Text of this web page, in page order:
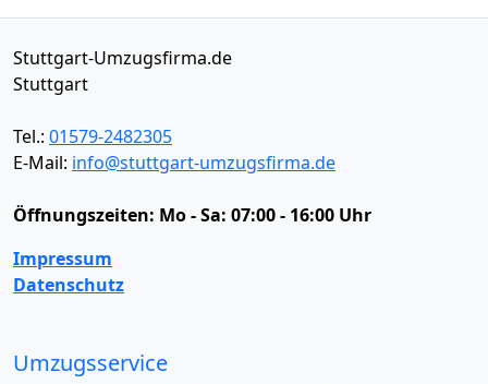
Stuttgart-Umzugsfirma.de
Stuttgart
Tel.: 01579-2482305
E-Mail: info@stuttgart-umzugsfirma.de
Öffnungszeiten: Mo - Sa: 07:00 - 16:00 Uhr
Impressum
Datenschutz
Umzugsservice